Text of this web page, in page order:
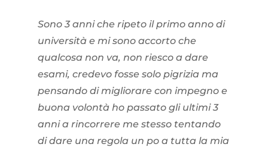
Sono 3 anni che ripeto il primo anno di
università e mi sono accorto che
qualcosa non va, non riesco a dare
esami, credevo fosse solo pigrizia ma
pensando di migliorare con impegno e
buona volontà ho passato gli ultimi 3
anni a rincorrere me stesso tentando
di dare una regola un po a tutta la mia